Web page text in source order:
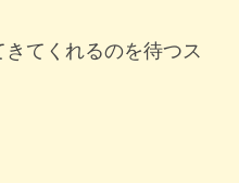
てくれるのを待つス